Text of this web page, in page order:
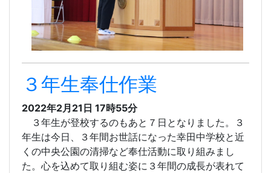
３年生奉仕作業
2022年2月21日 17時55分
３年生が登校するのもあと７日となりました。３
年生は今日、３年間お世話になった幸田中学校と近
くの中央公園の清掃など奉仕活動に取り組みまし
た。心を込めて取り組む姿に３年間の成長が表れて